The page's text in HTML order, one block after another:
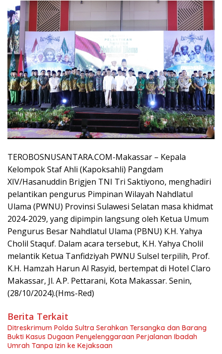
TEROBOSNUSANTARA.COM-Makassar – Kepala
Kelompok Staf Ahli (Kapoksahli) Pangdam
XIV/Hasanuddin Brigjen TNI Tri Saktiyono, menghadiri
pelantikan pengurus Pimpinan Wilayah Nahdlatul
Ulama (PWNU) Provinsi Sulawesi Selatan masa khidmat
2024-2029, yang dipimpin langsung oleh Ketua Umum
Pengurus Besar Nahdlatul Ulama (PBNU) K.H. Yahya
Cholil Staquf. Dalam acara tersebut, K.H. Yahya Cholil
melantik Ketua Tanfidziyah PWNU Sulsel terpilih, Prof.
K.H. Hamzah Harun Al Rasyid, bertempat di Hotel Claro
Makassar, Jl. A.P. Pettarani, Kota Makassar. Senin,
(28/10/2024).(Hms-Red)
Berita Terkait
Ditreskrimum Polda Sultra Serahkan Tersangka dan Barang
Bukti Kasus Dugaan Penyelenggaraan Perjalanan Ibadah
Umrah Tanpa Izin ke Kejaksaan